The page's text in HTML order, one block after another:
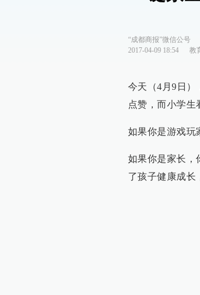
“成都商报”微信公号
2017-04-09 18:54
教
今天（4月9日
点赞，而小学生
如果你是游戏玩
如果你是家长，
了孩子健康成长